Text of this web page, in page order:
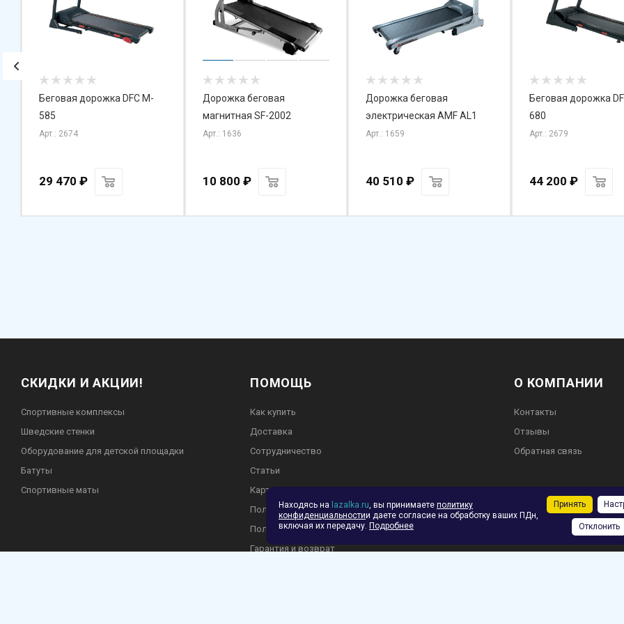
Беговая дорожка DFC M-
585
Арт.: 2674
29 470 ₽
Дорожка беговая
магнитная SF-2002
Арт.: 1636
10 800 ₽
Дорожка беговая
электрическая AMF AL1
Арт.: 1659
40 510 ₽
Беговая дорожка
680
Арт.: 2679
44 200 ₽
СКИДКИ И АКЦИИ!
Спортивные комплексы
Шведские стенки
Оборудование для детской площадки
Батуты
Спортивные маты
ПОМОЩЬ
Как купить
Доставка
Сотрудничество
Статьи
Карта сайта
Пользовательское соглашение
Политика конф.
Гарантия и возврат
О КОМПАНИИ
Контакты
Отзывы
Обратная связь
Находясь на lazalka.ru, вы принимаете политику
конфиденциальностии даете согласие на обработку ваших ПДн,
включая их передачу. Подробнее
Принять
Отклонить